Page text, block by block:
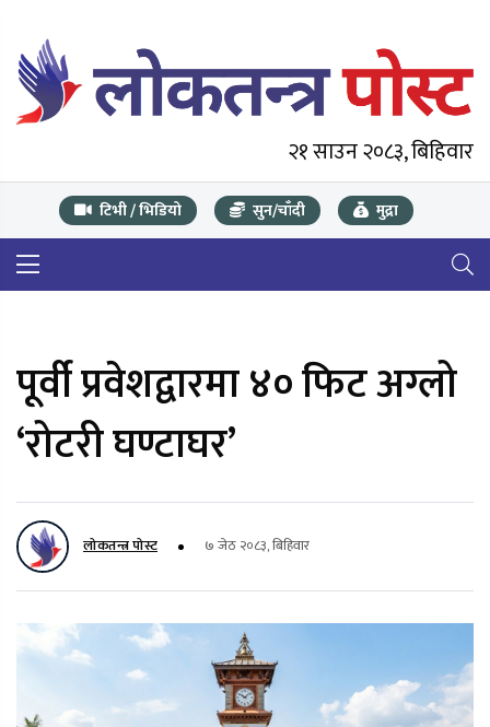
२१ साउन २०८३, बिहिवार
टिभी / भिडियो सुन/चाँदी मुद्रा
पूर्वी प्रवेशद्वारमा ४० फिट अग्लो
‘रोटरी घण्टाघर’
लोकतन्त्र पोस्ट ७ जेठ २०८३, बिहिवार